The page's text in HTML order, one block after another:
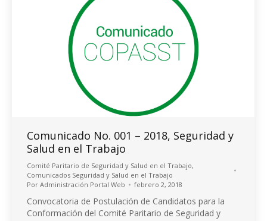
Comunicado No. 001 – 2018, Seguridad y
Salud en el Trabajo
Comité Paritario de Seguridad y Salud en el Trabajo,
Comunicados Seguridad y Salud en el Trabajo
Por Administración Portal Web febrero 2, 2018
Convocatoria de Postulación de Candidatos para la
Conformación del Comité Paritario de Seguridad y